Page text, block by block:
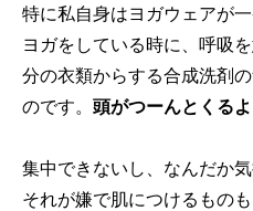
特に私自身はヨガウェアが
ヨガをしている時に、呼吸
分の衣類からする合成洗剤
のです。 頭がつーんとくる
集中できないし、なんだか気
それが嫌で肌につけるものも